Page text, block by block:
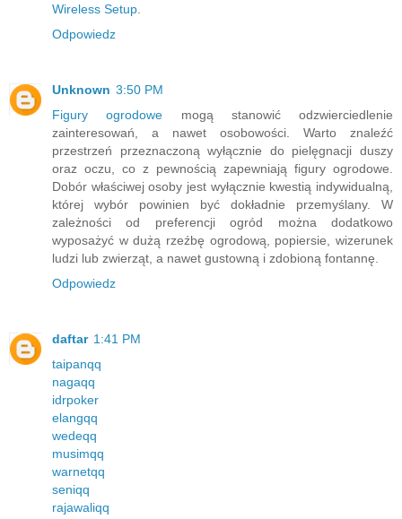
Wireless Setup
Odpowiedz
Unknown 3:50 PM
Figury ogrodowe mogą stanowić odzwierciedlenie
zainteresowań, a nawet osobowości. Warto znaleźć
przestrzeń przeznaczoną wyłącznie do pielęgnacji duszy
oraz oczu, co z pewnością zapewniają figury ogrodowe.
Dobór właściwej osoby jest wyłącznie kwestią indywidualną,
której wybór powinien być dokładnie przemyślany. W
zależności od preferencji ogród można dodatkowo
wyposażyć w dużą rzeźbę ogrodową, popiersie, wizerunek
ludzi lub zwierząt, a nawet gustowną i zdobioną fontannę.
Odpowiedz
daftar 1:41 PM
taipanqq
nagaqq
idrpoker
elangqq
wedeqq
musimqq
warnetqq
seniqq
rajawaliqq